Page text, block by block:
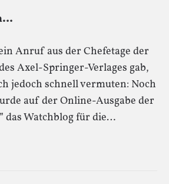
Anruf aus der Chefetage der
Axel-Springer-Verlages gab,
jedoch schnell vermuten: Noch
auf der Online-Ausgabe der
das Watchblog für die…